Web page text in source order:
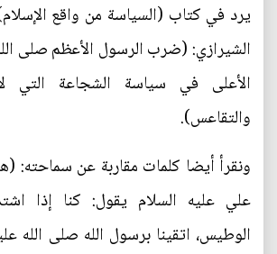
يرد في كتاب (السياسة من واقع
الشيرازي: (ضرب الرسول الأعظم صلی
الأعلى في سياسة الشجاعة التي
والتقاعس).
ونقرأ أيضا كلمات مقاربة عن سماحته:
علي عليه السلام يقول: كنا إذا
الوطيس، اتقينا برسول الله صلی الله